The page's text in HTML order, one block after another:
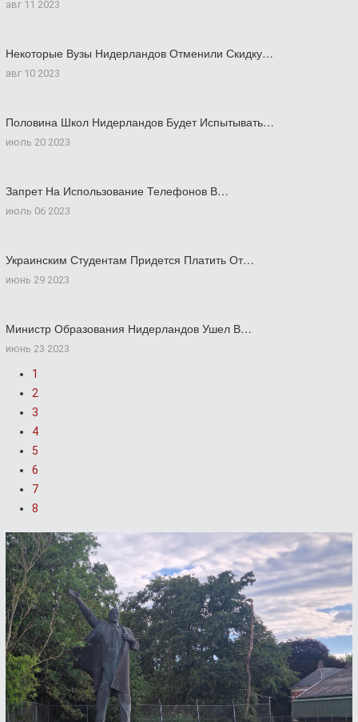
авг 11 2023
Некоторые Вузы Нидерландов Отменили Скидку…
авг 10 2023
Половина Школ Нидерландов Будет Испытывать…
июль 20 2023
Запрет На Использование Телефонов В…
июль 06 2023
Украинским Студентам Придется Платить От…
июнь 29 2023
Министр Образования Нидерландов Ушел В…
июнь 23 2023
1
2
3
4
5
6
7
8